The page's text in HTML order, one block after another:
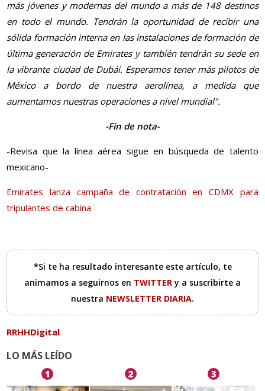
más jóvenes y modernas del mundo a más de 148 destinos
en todo el mundo. Tendrán la oportunidad de recibir una
sólida formación interna en las instalaciones de formación de
última generación de Emirates y también tendrán su sede en
la vibrante ciudad de Dubái. Esperamos tener más pilotos de
México a bordo de nuestra aerolínea, a medida que
aumentamos nuestras operaciones a nivel mundial".
-Fin de nota-
-Revisa que la línea aérea sigue en búsqueda de talento
mexicano-
Emirates lanza campaña de contratación en CDMX para
tripulantes de cabina
*Si te ha resultado interesante este artículo, te
animamos a seguirnos en TWITTERy a suscribirte a
nuestra NEWSLETTER DIARIA.
RRHHDigital
LO MÁS LEÍDO
1 2 3